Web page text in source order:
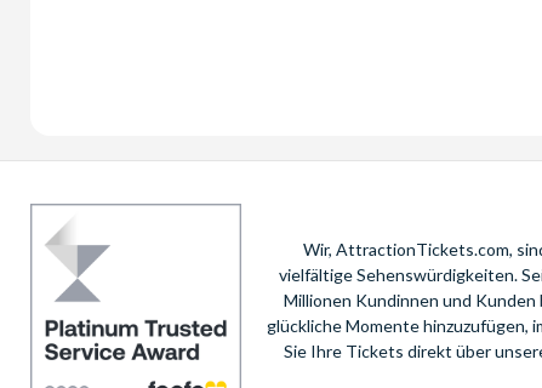
Wir, AttractionTickets.com,
vielfältige Sehenswürdigkeiten.
Millionen Kundinnen und
glückliche Momente hinzuzufügen,
Sie Ihre Tickets direkt über